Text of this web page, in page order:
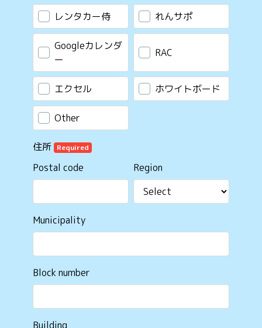
レンタカー侍 れんサポ
Googleカレンダ
ー
RAC
エクセル ホワイトボード
Other
住所 Required
Postal code Region
Municipality
Block number
Building